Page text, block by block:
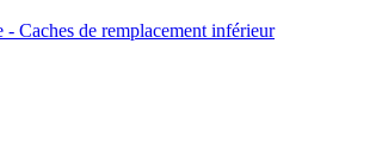
de remplacement inférieur